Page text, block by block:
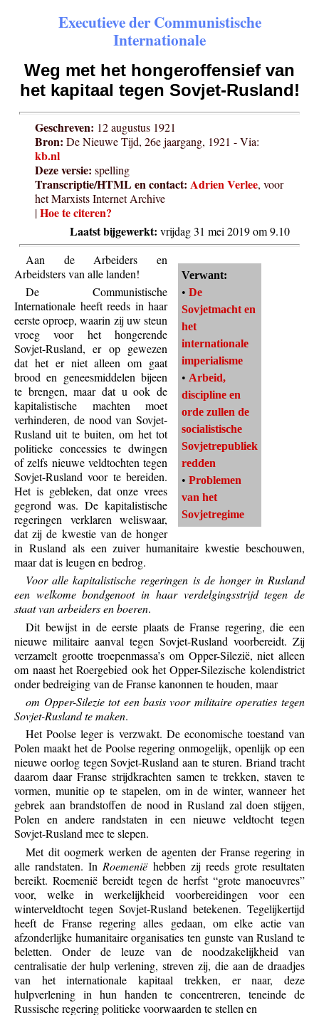
Executieve der Communistische
Internationale
Weg met het hongeroffensief van
het kapitaal tegen Sovjet-Rusland!
Geschreven: 12 augustus 1921
Bron: De Nieuwe Tijd, 26e jaargang, 1921 - Via:
kb.nl
Deze versie: spelling
Transcriptie/HTML en contact: Adrien Verlee, voor
het Marxists Internet Archive
|Hoe te citeren?
Laatst bijgewerkt: vrijdag 31 mei 2019 om 9.10
Verwant:
• De
Sovjetmacht en
het
internationale
imperialisme
• Arbeid,
discipline en
orde zullen de
socialistische
Sovjetrepubliek
redden
• Problemen
van het
Sovjetregime
Aan de Arbeiders en
Arbeidsters van alle landen!
De Communistische
Internationale heeft reeds in haar
eerste oproep, waarin zij uw steun
vroeg voor het hongerende
Sovjet-Rusland, er op gewezen
dat het er niet alleen om gaat
brood en geneesmiddelen bijeen
te brengen, maar dat u ook de
kapitalistische machten moet
verhinderen, de nood van Sovjet-
Rusland uit te buiten, om het tot
politieke concessies te dwingen
of zelfs nieuwe veldtochten tegen
Sovjet-Rusland voor te bereiden.
Het is gebleken, dat onze vrees
gegrond was. De kapitalistische
regeringen verklaren weliswaar,
dat zij de kwestie van de honger
in Rusland als een zuiver humanitaire kwestie beschouwen,
maar dat is leugen en bedrog.
Voor alle kapitalistische regeringen is de honger in Rusland
een welkome bondgenoot in haar verdelgingsstrijd tegen de
staat van arbeiders en boeren.
Dit bewijst in de eerste plaats de Franse regering, die een
nieuwe militaire aanval tegen Sovjet-Rusland voorbereidt. Zij
verzamelt grootte troepenmassa’s om Opper-Silezië, niet alleen
om naast het Roergebied ook het Opper-Silezische kolendistrict
onder bedreiging van de Franse kanonnen te houden, maar
om Opper-Silezie tot een basis voor militaire operaties tegen
Sovjet-Rusland te maken.
Het Poolse leger is verzwakt. De economische toestand van
Polen maakt het de Poolse regering onmogelijk, openlijk op een
nieuwe oorlog tegen Sovjet-Rusland aan te sturen. Briand tracht
daarom daar Franse strijdkrachten samen te trekken, staven te
vormen, munitie op te stapelen, om in de winter, wanneer het
gebrek aan brandstoffen de nood in Rusland zal doen stijgen,
Polen en andere randstaten in een nieuwe veldtocht tegen
Sovjet-Rusland mee te slepen.
Met dit oogmerk werken de agenten der Franse regering in
alle randstaten. In Roemeniëhebben zij reeds grote resultaten
bereikt. Roemenië bereidt tegen de herfst “grote manoeuvres”
voor, welke in werkelijkheid voorbereidingen voor een
winterveldtocht tegen Sovjet-Rusland betekenen. Tegelijkertijd
heeft de Franse regering alles gedaan, om elke actie van
afzonderlijke humanitaire organisaties ten gunste van Rusland te
beletten. Onder de leuze van de noodzakelijkheid van
centralisatie der hulp verlening, streven zij, die aan de draadjes
van het internationale kapitaal trekken, er naar, deze
hulpverlening in hun handen te concentreren, teneinde de
Russische regering politieke voorwaarden te stellen en